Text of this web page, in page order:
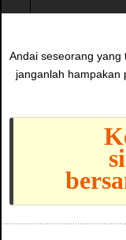
Andai seseorang yang
janganlah hampakan